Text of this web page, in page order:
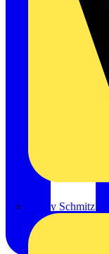
Hardy Schmitz